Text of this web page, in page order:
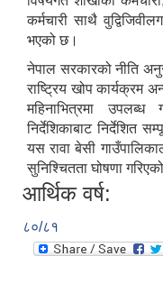
कर्मचारी साथै
भएको छ।
नेपाल सरकारको नीति
राष्ट्रिय खोप कार्यक्रम
महिनाभित्रमा उपलब्ध
निर्देशिकाबाट निर्देशित
यस रावा बेसी
सुनिश्चितता घोषणा
आर्थिक वर्ष:
८०/८१